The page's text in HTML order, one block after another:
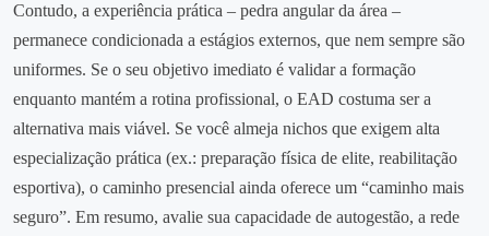
Contudo, a experiência prática – pedra angular da área –
permanece condicionada a estágios externos, que nem sempre são
uniformes. Se o seu objetivo imediato é validar a formação
enquanto mantém a rotina profissional, o EAD costuma ser a
alternativa mais viável. Se você almeja nichos que exigem alta
especialização prática (ex.: preparação física de elite, reabilitação
esportiva), o caminho presencial ainda oferece um “caminho mais
seguro”. Em resumo, avalie sua capacidade de autogestão, a rede